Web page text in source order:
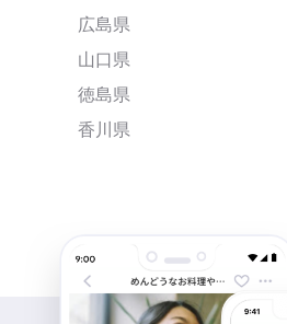
広島県
山口県
徳島県
香川県